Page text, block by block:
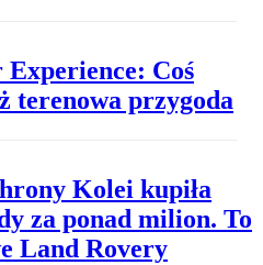
Experience: Coś
terenowa przygoda
Kolei kupiła
za ponad milion. To
Land Rovery